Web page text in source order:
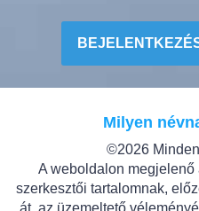
Milyen
©2026
A weboldalon
szerkesztői tartalomnak,
át, az üzemeltető